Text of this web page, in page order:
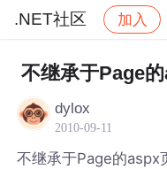
.NET社区 加入
社区 .NET社区
不继承于Page
dylox
2010-09-11
不继承于Page的aspx